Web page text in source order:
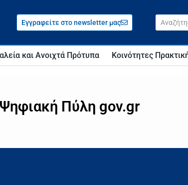
Εγγραφείτε στο newsletter μας
και Ανοιχτά Πρότυπα Κοινότητες
Ψηφιακή Πύλη gov.gr